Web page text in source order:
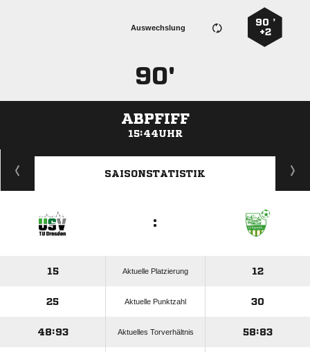
90 ’
+2
Auswechslung
90'
ABPFIFF
15:44UHR
ANZEIGE
SAISONSTATISTIK
:
15 Aktuelle Platzierung 12
25 Aktuelle Punktzahl 30
48:93 Aktuelles Torverhältnis 58:83